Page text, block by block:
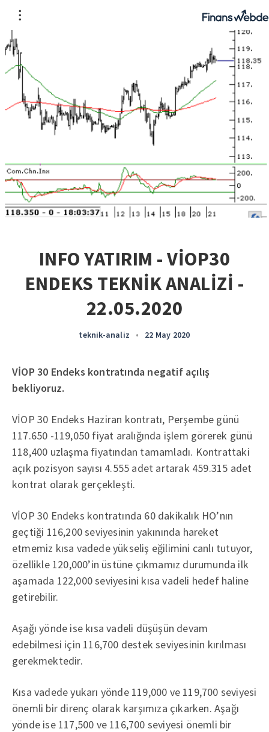
INFO YATIRIM - VİOP30
ENDEKS TEKNİK ANALİZİ -
22.05.2020
teknik-analiz • 22 May 2020
VİOP 30 Endeks kontratında negatif açılış
bekliyoruz.
VİOP 30 Endeks Haziran kontratı, Perşembe günü
117.650 -119,050 fiyat aralığında işlem görerek günü
118,400 uzlaşma fiyatından tamamladı. Kontrattaki
açık pozisyon sayısı 4.555 adet artarak 459.315 adet
kontrat olarak gerçekleşti.
VİOP 30 Endeks kontratında 60 dakikalık HO’nın
geçtiği 116,200 seviyesinin yakınında hareket
etmemiz kısa vadede yükseliş eğilimini canlı tutuyor,
özellikle 120,000’in üstüne çıkmamız durumunda ilk
aşamada 122,000 seviyesini kısa vadeli hedef haline
getirebilir.
Aşağı yönde ise kısa vadeli düşüşün devam
edebilmesi için 116,700 destek seviyesinin kırılması
gerekmektedir.
Kısa vadede yukarı yönde 119,000 ve 119,700 seviyesi
önemli bir direnç olarak karşımıza çıkarken. Aşağı
yönde ise 117,500 ve 116,700 seviyesi önemli bir